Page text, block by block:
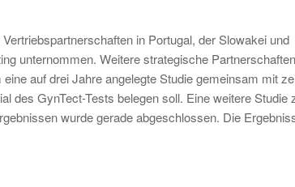
in Portugal, der Slowakei und
unternommen. Weitere strategische
auf drei Jahre angelegte Studie gemeinsam mit
des GynTect-Tests belegen soll. Eine weitere Studie
wurde gerade abgeschlossen. Die